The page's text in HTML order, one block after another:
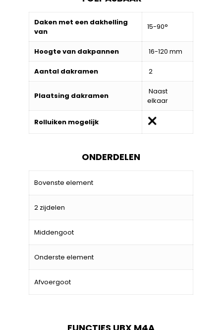
Daken met een dakhelling
van
15-90°
Hoogte van dakpannen 16-120 mm
Aantal dakramen 2
Plaatsing dakramen
Naast
elkaar
Rolluiken mogelijk
ONDERDELEN
Bovenste element
2 zijdelen
Middengoot
Onderste element
Afvoergoot